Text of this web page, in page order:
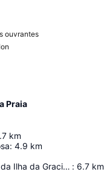
ouvrantes
Praia
km
: 4.9 km
Associação de Criadores do Burro Anão da Ilha da Graciosa : 6.7 km